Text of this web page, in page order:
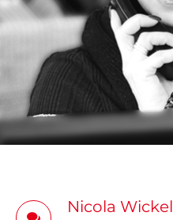
Nicola Wickel